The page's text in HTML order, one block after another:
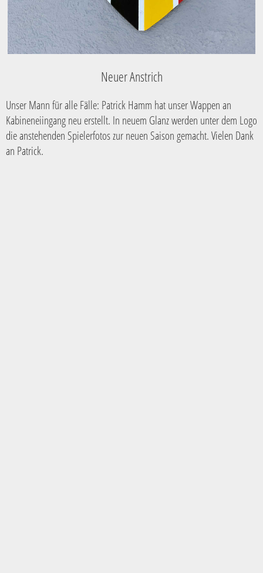
Neuer Anstrich
Unser Mann für alle Fälle: Patrick Hamm hat unser Wappen an
Kabineneiingang neu erstellt. In neuem Glanz werden unter dem Logo
die anstehenden Spielerfotos zur neuen Saison gemacht. Vielen Dank
an Patrick.